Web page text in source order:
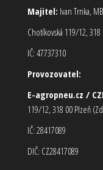
Majitel: Ivan Trnka,
Chotíkovská 119/12,
IČ: 47737310
Provozovatel:
E-agropneu.cz /
119/12, 318 00 Plzeň
IČ: 28417089
DIČ: CZ28417089